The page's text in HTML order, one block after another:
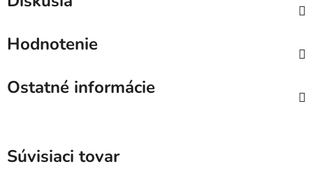
Hodnotenie
Ostatné informácie
Súvisiaci tovar